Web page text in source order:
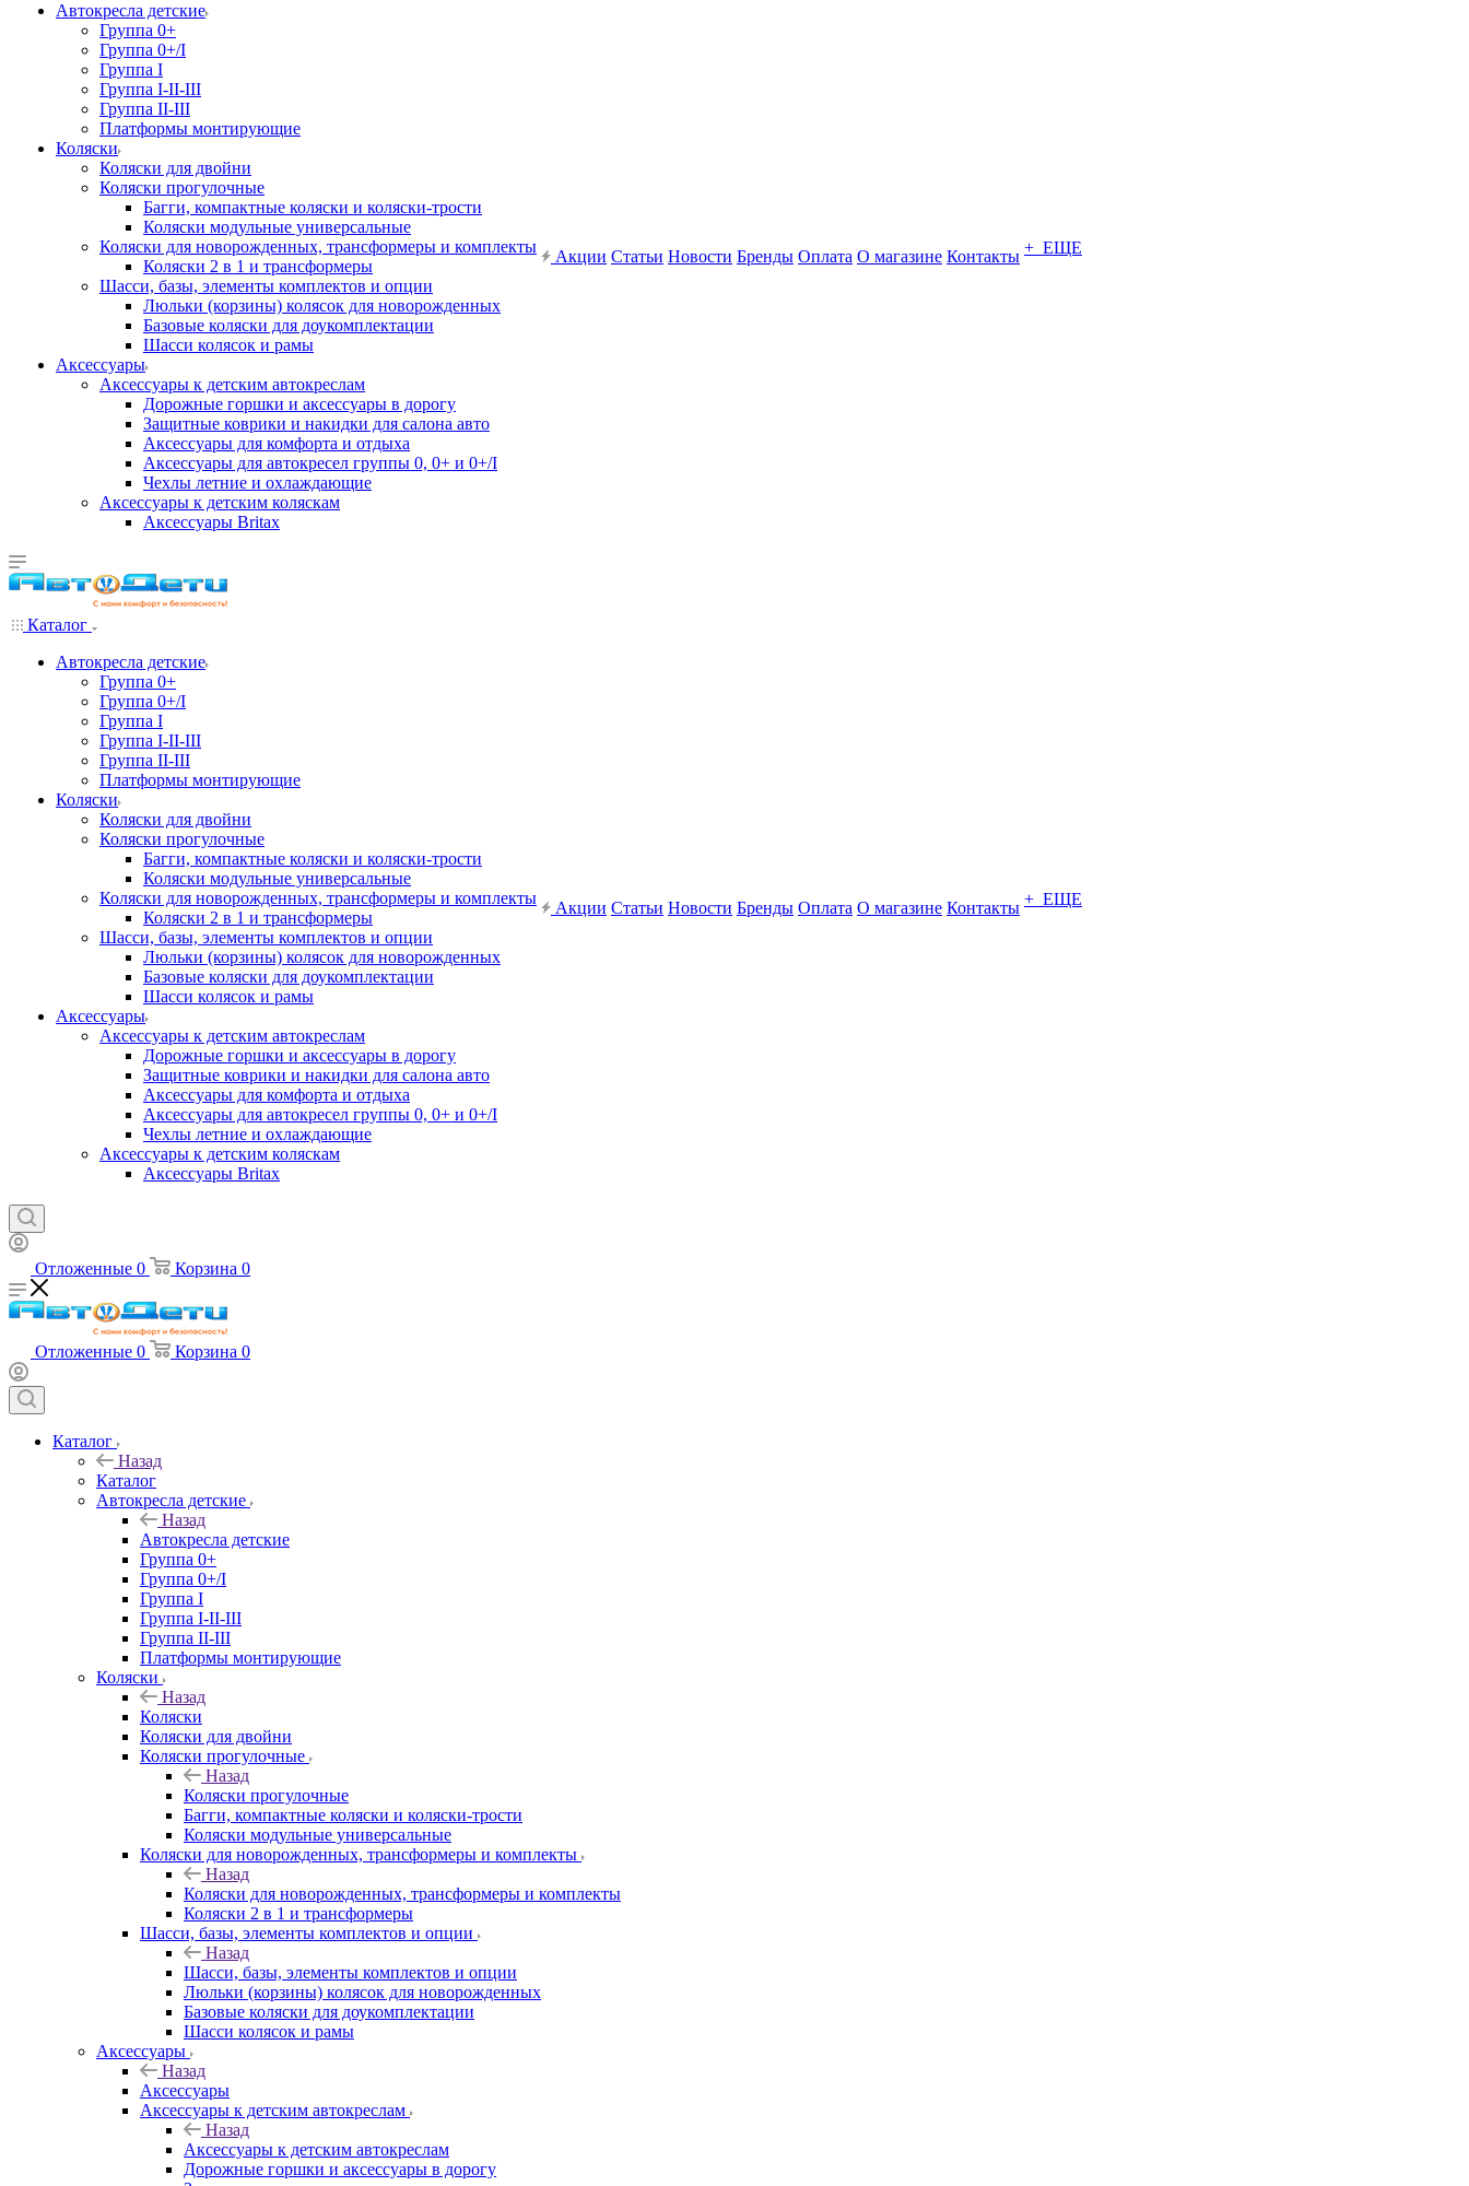
Автокресла детские
Группа 0+
Группа 0+/I
Группа I
Группа I-II-III
Группа II-III
Платформы монтирующие
Коляски
Коляски для двойни
Коляски прогулочные
Багги, компактные коляски и коляски-трости
Коляски модульные универсальные
Коляски для новорожденных, трансформеры и комплекты
Коляски 2 в 1 и трансформеры
Шасси, базы, элементы комплектов и опции
Люльки (корзины) колясок для новорожденных
Базовые коляски для доукомплектации
Шасси колясок и рамы
Аксессуары
Аксессуары к детским автокреслам
Дорожные горшки и аксессуары в дорогу
Защитные коврики и накидки для салона авто
Аксессуары для комфорта и отдыха
Аксессуары для автокресел группы 0, 0+ и 0+/I
Чехлы летние и охлаждающие
Аксессуары к детским коляскам
Аксессуары Britax
Акции Статьи Новости Бренды Оплата О магазине Контакты + ЕЩЕ
Каталог
Автокресла детские
Группа 0+
Группа 0+/I
Группа I
Группа I-II-III
Группа II-III
Платформы монтирующие
Коляски
Коляски для двойни
Коляски прогулочные
Багги, компактные коляски и коляски-трости
Коляски модульные универсальные
Коляски для новорожденных, трансформеры и комплекты
Коляски 2 в 1 и трансформеры
Шасси, базы, элементы комплектов и опции
Люльки (корзины) колясок для новорожденных
Базовые коляски для доукомплектации
Шасси колясок и рамы
Аксессуары
Аксессуары к детским автокреслам
Дорожные горшки и аксессуары в дорогу
Защитные коврики и накидки для салона авто
Аксессуары для комфорта и отдыха
Аксессуары для автокресел группы 0, 0+ и 0+/I
Чехлы летние и охлаждающие
Аксессуары к детским коляскам
Аксессуары Britax
Акции Статьи Новости Бренды Оплата О магазине Контакты + ЕЩЕ
Отложенные 0 Корзина 0
Отложенные 0 Корзина 0
Каталог
Назад
Каталог
Автокресла детские
Назад
Автокресла детские
Группа 0+
Группа 0+/I
Группа I
Группа I-II-III
Группа II-III
Платформы монтирующие
Коляски
Назад
Коляски
Коляски для двойни
Коляски прогулочные
Назад
Коляски прогулочные
Багги, компактные коляски и коляски-трости
Коляски модульные универсальные
Коляски для новорожденных, трансформеры и комплекты
Назад
Коляски для новорожденных, трансформеры и комплекты
Коляски 2 в 1 и трансформеры
Шасси, базы, элементы комплектов и опции
Назад
Шасси, базы, элементы комплектов и опции
Люльки (корзины) колясок для новорожденных
Базовые коляски для доукомплектации
Шасси колясок и рамы
Аксессуары
Назад
Аксессуары
Аксессуары к детским автокреслам
Назад
Аксессуары к детским автокреслам
Дорожные горшки и аксессуары в дорогу